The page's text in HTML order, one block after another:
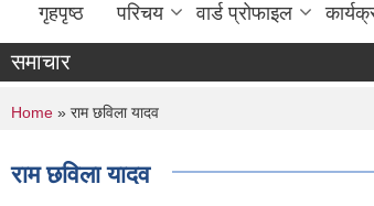
गृहपृष्ठ परिचय वार्ड प्रोफाइल
समाचार
You are here
Home » राम छविला यादव
राम छविला यादव